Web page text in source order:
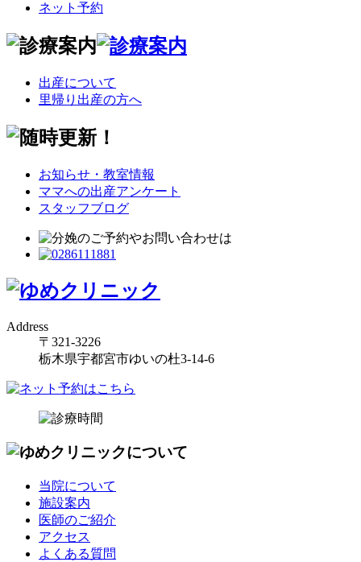
ネット予約
出産について
里帰り出産の方へ
お知らせ・教室情報
ママへの出産アンケート
スタッフブログ
Address
〒321-3226
栃木県宇都宮市ゆいの杜3-14-6
当院について
施設案内
医師のご紹介
アクセス
よくある質問